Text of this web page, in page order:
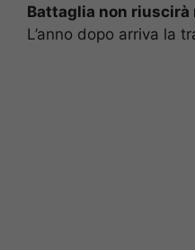
Battaglia non riuscirà
L’anno dopo arriva la